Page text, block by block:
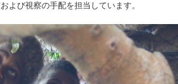
よび視察の手配を担当しています。